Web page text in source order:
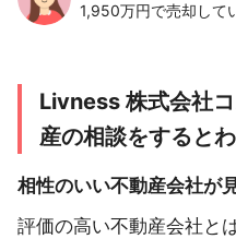
1,950万円で売却して
Livness 株式会社
産の相談をすると
相性のいい不動産会社が
評価の高い不動産会社と